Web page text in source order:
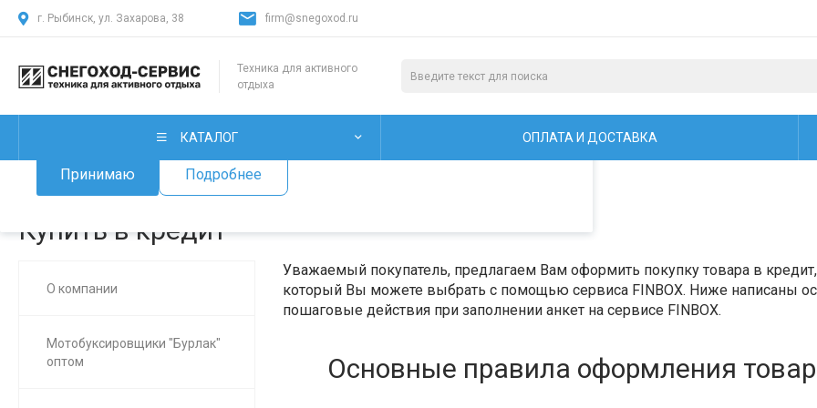
Мы используем файлы cookie, разработанные нашими специалистами и третьими
Принимаю Подробнее
г. Рыбинск, ул. Захарова, 38 firm@snegoxod.ru
Техника для активного
отдыха
КАТАЛОГ ОПЛАТА И ДОСТАВКА
Главная / О нас / Купить в кредит
Купить в кредит
О компании
Мотобуксировщики "Бурлак"
оптом
Уважаемый покупатель, предлагаем Вам оформить покупку товара в
который Вы можете выбрать с помощью сервиса FINBOX. Ниже написаны
пошаговые действия при заполнении анкет на сервисе FINBOX.
Основные правила оформления